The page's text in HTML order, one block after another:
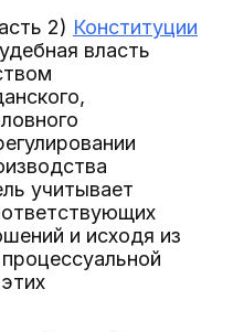
2) Конституции
власть
учитывает
и исходя из